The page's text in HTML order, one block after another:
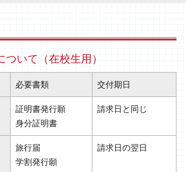
ついて（在校生用）
必要書類 交付期日
証明書発行願
身分証明書
請求日と同じ
旅行届
学割発行願
請求日の翌日